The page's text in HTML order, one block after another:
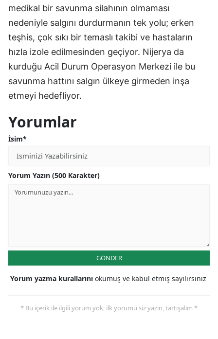
medikal bir savunma silahının olmaması
nedeniyle salgını durdurmanın tek yolu; erken
teşhis, çok sıkı bir temaslı takibi ve hastaların
hızla izole edilmesinden geçiyor. Nijerya da
kurduğu Acil Durum Operasyon Merkezi ile bu
savunma hattını salgın ülkeye girmeden inşa
etmeyi hedefliyor.
Yorumlar
İsim*
Yorum Yazın (500 Karakter)
GÖNDER
Yorum yazma kurallarını okumuş ve kabul etmiş sayılırsınız
* Bu içerik ile ilgili yorum yok, ilk yorumu siz yazın, tartışalım *